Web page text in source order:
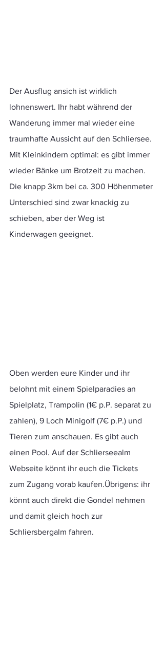
Der Ausflug ansich ist wirklich
lohnenswert. Ihr habt während der
Wanderung immer mal wieder eine
traumhafte Aussicht auf den Schliersee.
Mit Kleinkindern optimal: es gibt immer
wieder Bänke um Brotzeit zu machen.
Die knapp 3km bei ca. 300 Höhenmeter
Unterschied sind zwar knackig zu
schieben, aber der Weg ist
Kinderwagen geeignet.
Oben werden eure Kinder und ihr
belohnt mit einem Spielparadies an
Spielplatz, Trampolin (1€ p.P. separat zu
zahlen), 9 Loch Minigolf (‍7€ p.P.) und
Tieren zum anschauen. Es gibt auch
einen Pool. Auf der Schlierseealm
Webseite könnt ihr euch die Tickets
zum Zugang vorab kaufen.Übrigens: ihr
könnt auch direkt die Gondel nehmen
und damit gleich hoch zur
Schliersbergalm fahren.